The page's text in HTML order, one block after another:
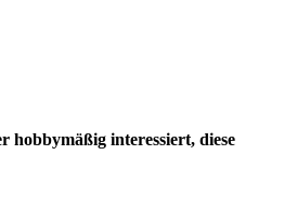
hobbymäßig interessiert, diese